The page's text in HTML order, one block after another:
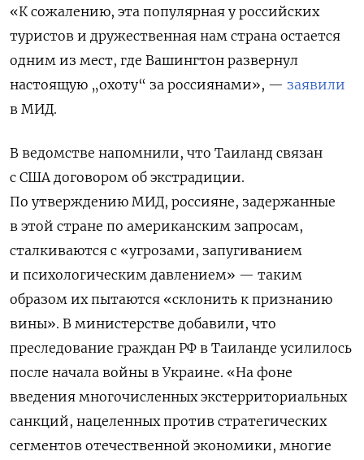
«К сожалению, эта популярная у российских
туристов и дружественная нам страна остается
одним из мест, где Вашингтон развернул
настоящую „охоту“ за россиянами», — заявили
в МИД.
В ведомстве напомнили, что Таиланд связан
с США договором об экстрадиции.
По утверждению МИД, россияне, задержанные
в этой стране по американским запросам,
сталкиваются с «угрозами, запугиванием
и психологическим давлением» — таким
образом их пытаются «склонить к признанию
вины». В министерстве добавили, что
преследование граждан РФ в Таиланде усилилось
после начала войны в Украине. «На фоне
введения многочисленных экстерриториальных
санкций, нацеленных против стратегических
сегментов отечественной экономики, многие